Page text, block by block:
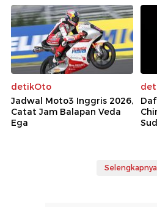
detikOto
Jadwal Moto3 Inggris 2026,
Catat Jam Balapan Veda
Ega
Selengkapnya